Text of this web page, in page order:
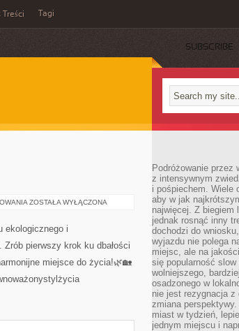
Treści Tagi
SUBSCRIBE
DOM
ZRÓWNOWAŻONEGO
ŻYCIA
ZOSTAŁA WYŁĄCZONA
ekologicznego i
pierwszy krok ku dbałości
miejsce do życia!🌿🏡
Podróżowanie przez
z intensywnym
i pośpiechem. Wiele
aby w jak
najwięcej. Z biegiem
jednak rosnąć inny
dochodzi do
wyjazdu nie polega
miejsc, ale na
się popularność
wolniejszego,
osadzonego w
nie jest rezygnacja z
zmiana
miast w tydzień,
jednym miejscu i